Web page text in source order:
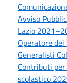
Avviso
Lazio
Operatore
Generalisti
Contributi
scolastico